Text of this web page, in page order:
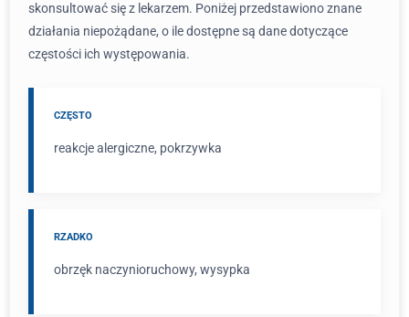
skonsultować się z lekarzem. Poniżej przedstawiono znane
działania niepożądane, o ile dostępne są dane dotyczące
częstości ich występowania.
CZĘSTO
reakcje alergiczne, pokrzywka
RZADKO
obrzęk naczynioruchowy, wysypka